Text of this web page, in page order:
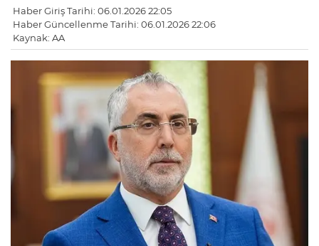
Haber Giriş Tarihi: 06.01.2026 22:05
Haber Güncellenme Tarihi: 06.01.2026 22:06
Kaynak: AA